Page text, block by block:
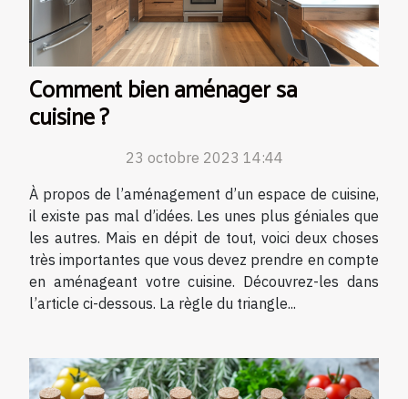
Comment bien aménager sa
cuisine ?
23 octobre 2023 14:44
À propos de l’aménagement d’un espace de cuisine,
il existe pas mal d’idées. Les unes plus géniales que
les autres. Mais en dépit de tout, voici deux choses
très importantes que vous devez prendre en compte
en aménageant votre cuisine. Découvrez-les dans
l’article ci-dessous. La règle du triangle...